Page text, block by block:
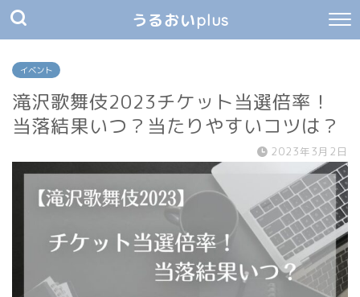
うるおいplus
イベント
滝沢歌舞伎2023チケット当選倍率！
当落結果いつ？当たりやすいコツは？
2023年3月2日